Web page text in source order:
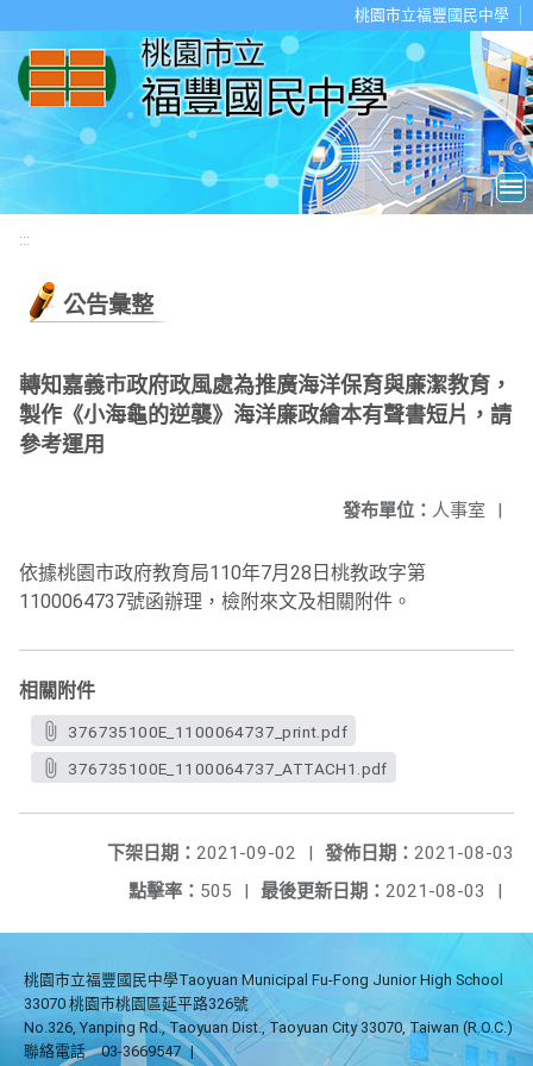
桃園市立福豐國民中學
:::
公告彙整
轉知嘉義市政府政風處為推廣海洋保育與廉潔教育，
製作《小海龜的逆襲》海洋廉政繪本有聲書短片，請
參考運用
發布單位： 人事室 |
依據桃園市政府教育局110年7月28日桃教政字第
1100064737號函辦理，檢附來文及相關附件。
相關附件
376735100E_1100064737_print.pdf
376735100E_1100064737_ATTACH1.pdf
發佈日期： 2021-08-03
下架日期： 2021-09-02
|
最後更新日期： 2021-08-03 |
點擊率： 505 |
桃園市立福豐國民中學Taoyuan Municipal Fu-Fong Junior High School
33070 桃園市桃園區延平路326號
No.326, Yanping Rd., Taoyuan Dist., Taoyuan City 33070, Taiwan (R.O.C.)
聯絡電話
03-3669547 |